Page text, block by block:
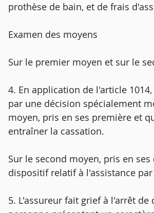
prothèse de bain, et de frais
Examen des moyens
Sur le premier moyen et sur le
4. En application de l'article
par une décision spécialement
moyen, pris en ses première et
entraîner la cassation.
Sur le second moyen, pris en
dispositif relatif à l'assistance
5. L'assureur fait grief à l'arrêt